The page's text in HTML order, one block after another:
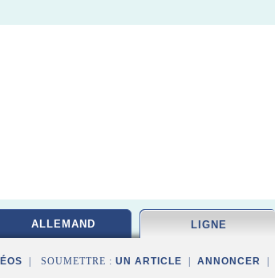
ALLEMAND LIGNE
| SOUMETTRE : UN ARTICLE ANNONCER